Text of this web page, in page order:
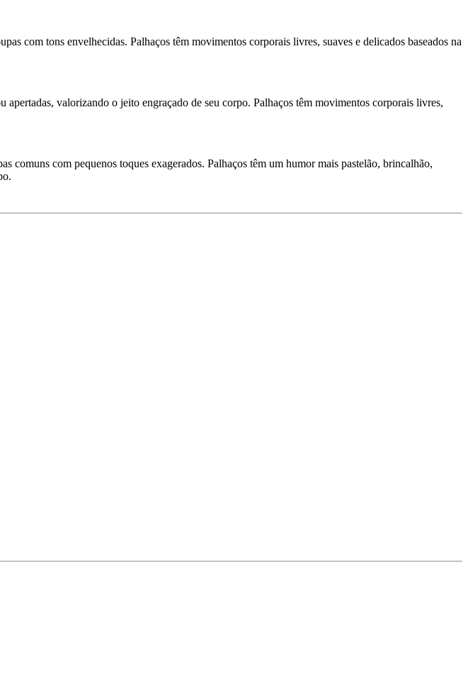
com tons envelhecidas. Palhaços têm movimentos corporais livres, suaves e delicados baseados na
valorizando o jeito engraçado de seu corpo. Palhaços têm movimentos corporais livres,
comuns com pequenos toques exagerados. Palhaços têm um humor mais pastelão, brincalhão,